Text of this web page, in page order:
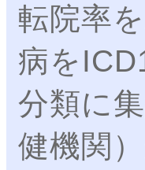
転院率
病を
分類に
健機関